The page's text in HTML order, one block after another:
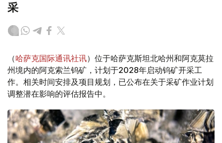
采
（哈萨克国际通讯社讯）位于哈萨克斯坦北哈州和阿克莫拉
州境内的阿克索兰钨矿，计划于2028年启动钨矿开采工
作。相关时间安排及项目规划，已公布在关于采矿作业计划
调整潜在影响的评估报告中。